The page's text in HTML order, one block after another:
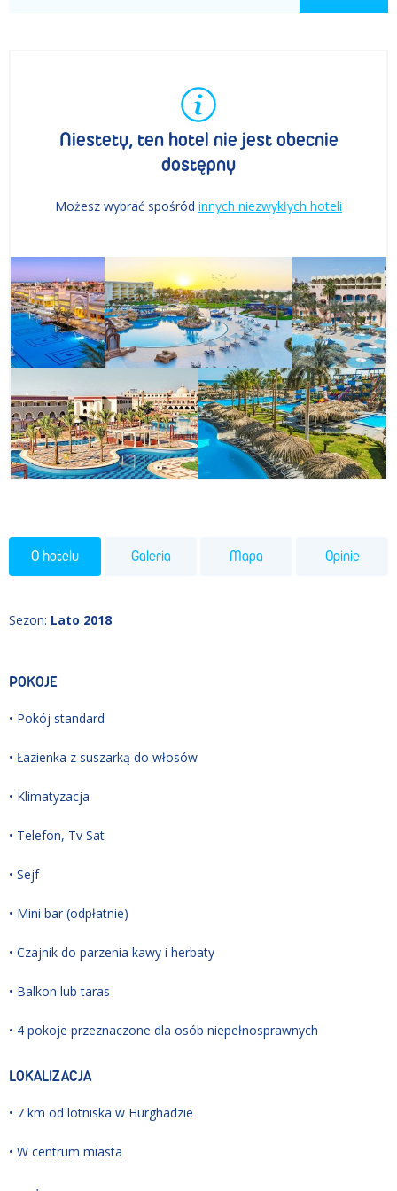
Niestety, ten hotel nie jest obecnie
dostępny
Możesz wybrać spośród innych niezwykłych hoteli
O hotelu Galeria Mapa Opinie
Sezon: Lato 2018
POKOJE
• Pokój standard
• Łazienka z suszarką do włosów
• Klimatyzacja
• Telefon, Tv Sat
• Sejf
• Mini bar (odpłatnie)
• Czajnik do parzenia kawy i herbaty
• Balkon lub taras
• 4 pokoje przeznaczone dla osób niepełnosprawnych
LOKALIZACJA
• 7 km od lotniska w Hurghadzie
• W centrum miasta